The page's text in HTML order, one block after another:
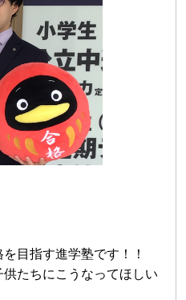
目指す進学塾です！！
たちにこうなってほしい